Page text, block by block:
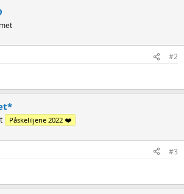
#2
Påskeliljene 2022 ❤️
#3